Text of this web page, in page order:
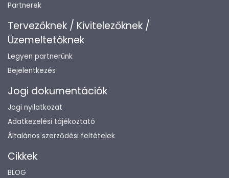
Partnerek
Tervezőknek / Kivitelezőknek /
Üzemeltetőknek
Legyen partnerünk
Bejelentkezés
Jogi dokumentációk
Jogi nyilatkozat
Adatkezelési tájékoztató
Általános szerződési feltételek
Cikkek
BLOG